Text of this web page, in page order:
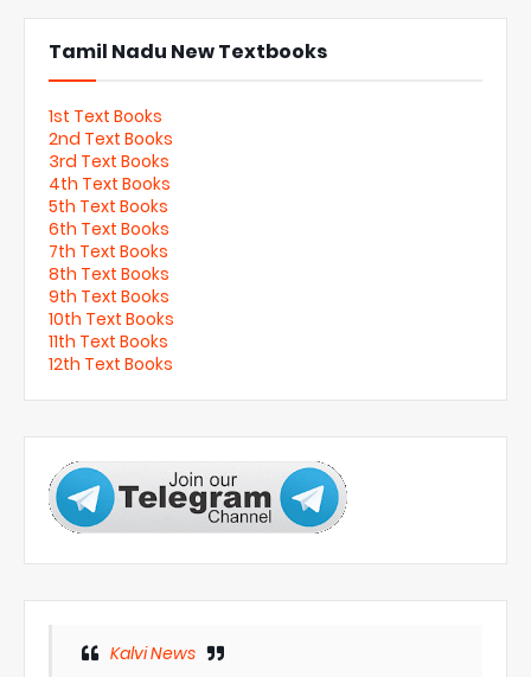
Tamil Nadu New Textbooks
1st Text Books
2nd Text Books
3rd Text Books
4th Text Books
5th Text Books
6th Text Books
7th Text Books
8th Text Books
9th Text Books
10th Text Books
11th Text Books
12th Text Books
Kalvi News